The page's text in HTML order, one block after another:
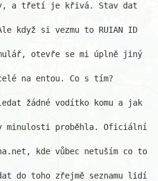
a třetí je křivá. Stav dat
když si vezmu to RUIAN ID
otevře se mi úplně jiný
na entou. Co s tím?
žádné vodítko komu a jak
minulosti proběhla. Oficiální
kde vůbec netuším co to
do toho zřejmě seznamu lidí